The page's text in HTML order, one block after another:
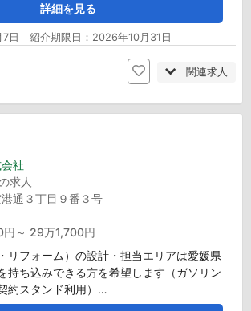
詳細を見る
日 紹介期限日：2026年10月31日
関連求人
社
求人
通３丁目９番３号
～ 29万1,700円
リフォーム）の設計・担当エリアは愛媛県
持ち込みできる方を希望します（ガソリン
約スタンド利用）…